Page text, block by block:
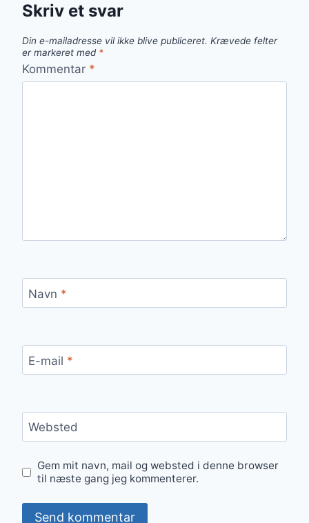
Skriv et svar
Din e-mailadresse vil ikke blive publiceret. Krævede felter
er markeret med *
Kommentar *
Navn *
E-mail *
Websted
Gem mit navn, mail og websted i denne browser
til næste gang jeg kommenterer.